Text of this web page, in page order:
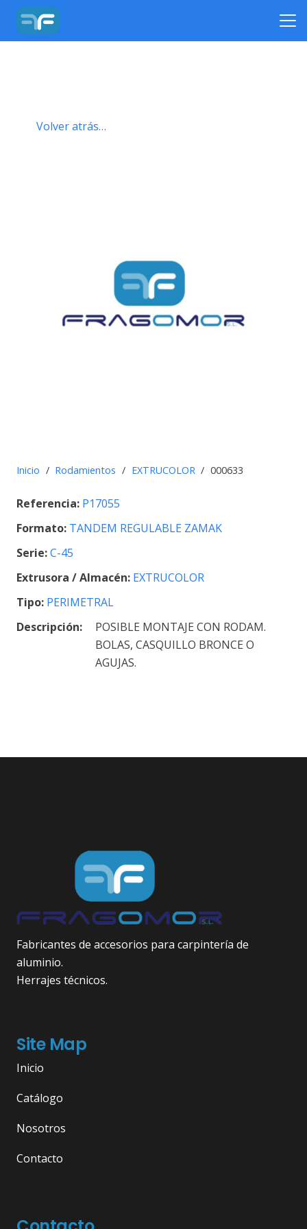
Volver atrás…
Inicio / Rodamientos / EXTRUCOLOR / 000633
Referencia: P17055
Formato: TANDEM REGULABLE ZAMAK
Serie:C-45
Extrusora / Almacén: EXTRUCOLOR
Tipo: PERIMETRAL
Descripción:
POSIBLE MONTAJE CON RODAM.
BOLAS, CASQUILLO BRONCE O
AGUJAS.
Fabricantes de accesorios para carpintería de
aluminio.
Herrajes técnicos.
Site Map
Inicio
Catálogo
Nosotros
Contacto